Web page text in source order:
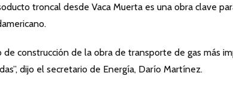
troncal desde Vaca Muerta es una obra clave
de construcción de la obra de transporte de gas más
dijo el secretario de Energía, Darío Martínez.